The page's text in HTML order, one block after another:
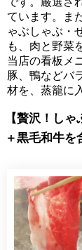
ています。ま
ゃぶしゃぶ・
も、肉と野菜
当店の看板メ
豚、鴨などバ
材を、蒸籠に
【贅沢！し
＋黒毛和牛を